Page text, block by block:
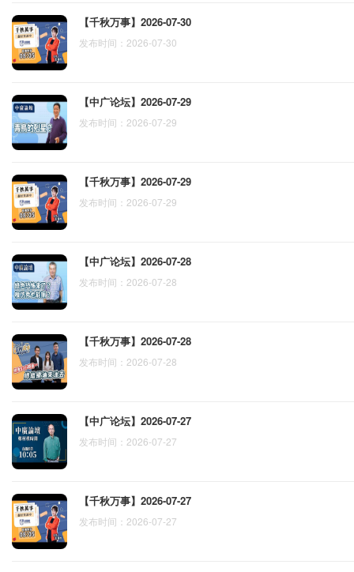
【千秋万事】2026-07-30
发布时间：2026-07-30
【中广论坛】2026-07-29
发布时间：2026-07-29
【千秋万事】2026-07-29
发布时间：2026-07-29
【中广论坛】2026-07-28
发布时间：2026-07-28
【千秋万事】2026-07-28
发布时间：2026-07-28
【中广论坛】2026-07-27
发布时间：2026-07-27
【千秋万事】2026-07-27
发布时间：2026-07-27